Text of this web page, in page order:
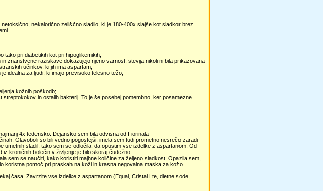
nekalorično zeliščno sladilo, ki je 180-400x slajše kot sladkor brez
tako pri diabetikih kot pri hipoglikemikih;
znanstvene raziskave dokazujejo njeno varnost; stevija nikoli ni bila prikazovana
učinkov, ki jih ima aspartam;
idealna za ljudi, ki imajo previsoko telesno težo;
kožnih poškodb;
in ostalih bakterij. To je še posebej pomembno, ker posamezne
4x tedensko. Dejansko sem bila odvisna od Fiorinala
Glavoboli so bili vedno pogostejši, imela sem tudi prometno nesrečo zaradi
umetnih sladil, tako sem se odločila, da opustim vse izdelke z aspartanom. Od
kroničnih bolečin v življenje je bilo skoraj čudežno.
sem se naučiti, kako koristiti majhne količine za željeno sladkost. Opazila sem,
koristna pomoč pri praskah na koži in krasna negovalna maska za kožo.
časa. Zavrzite vse izdelke z aspartanom (Equal, Cristal Lte, dietne sode,